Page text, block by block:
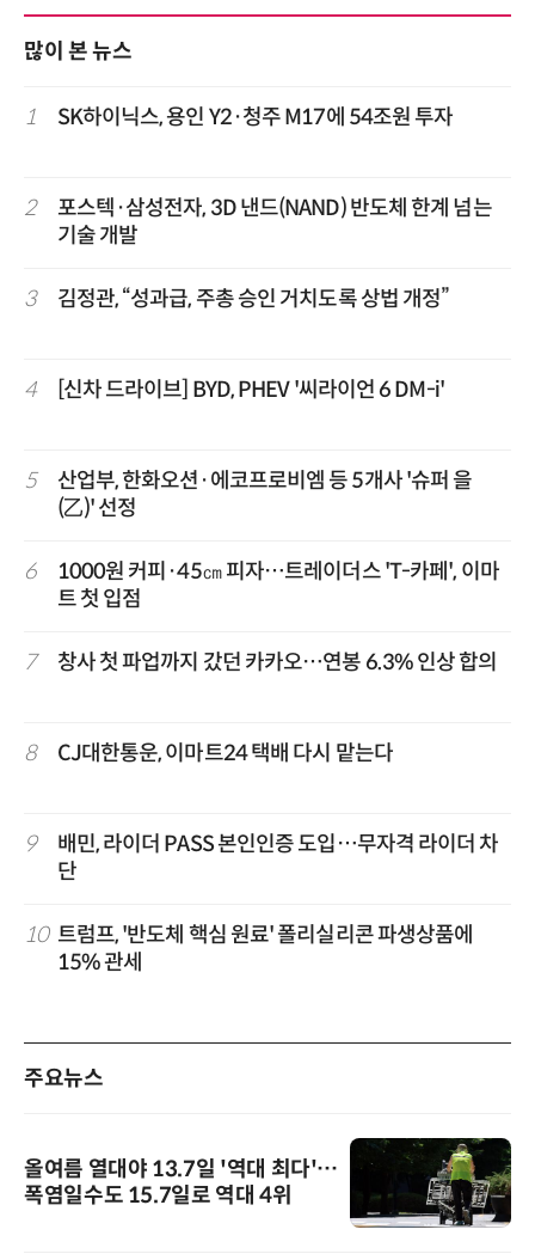
많이 본 뉴스
1 SK하이닉스, 용인 Y2·청주 M17에 54조원 투자
2
포스텍·삼성전자, 3D 낸드(NAND) 반도체 한계 넘는
기술 개발
3 김정관, “성과급, 주총 승인 거치도록 상법 개정”
4 [신차 드라이브] BYD, PHEV '씨라이언 6 DM-i'
5
산업부, 한화오션·에코프로비엠 등 5개사 '슈퍼 을
(乙)' 선정
6
1000원 커피·45㎝ 피자…트레이더스 'T-카페', 이마
트 첫 입점
7 창사 첫 파업까지 갔던 카카오…연봉 6.3% 인상 합의
8 CJ대한통운, 이마트24 택배 다시 맡는다
9
배민, 라이더 PASS 본인인증 도입…무자격 라이더 차
단
10 트럼프, '반도체 핵심 원료' 폴리실리콘 파생상품에
15% 관세
주요뉴스
올여름 열대야 13.7일 '역대 최다'…
폭염일수도 15.7일로 역대 4위